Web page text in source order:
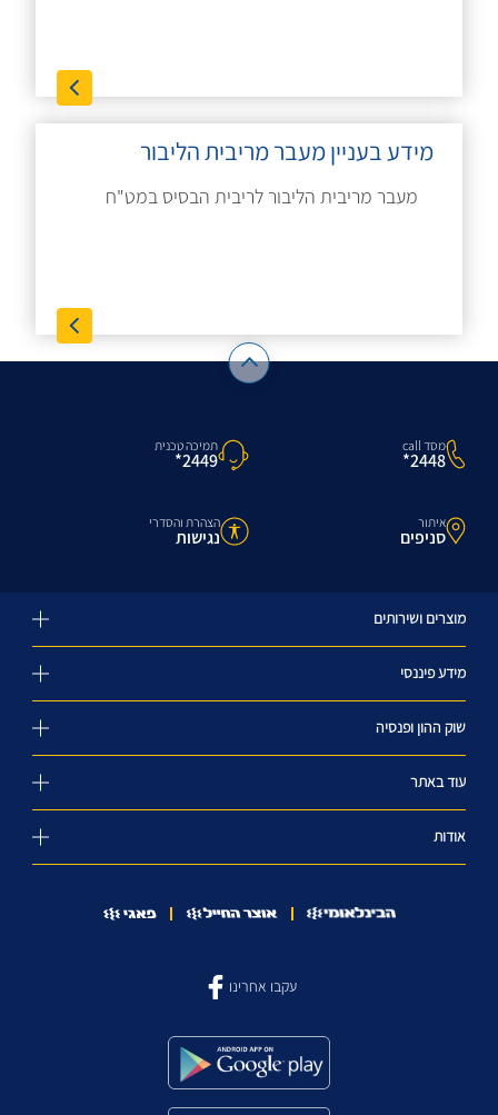
מידע בעניין מעבר מריבית הליבור
מעבר מריבית הליבור לריבית הבסיס במט"ח
מסד call
2448*
תמיכה טכנית
2449*
איתור
סניפים
הצהרת והסדרי
נגישות
מוצרים ושירותים
מידע פיננסי
שוק ההון ופנסיה
עוד באתר
אודות
עקבו אחרינו